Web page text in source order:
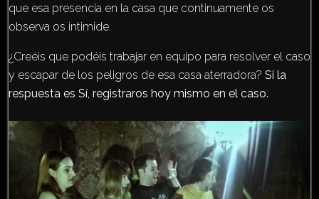
que esa presencia en la casa que continuamente os
observa os intimide.
¿Creéis que podéis trabajar en equipo para resolver el caso
y escapar de los peligros de esa casa aterradora? Si la
respuesta es Sí, registraros hoy mismo en el caso.